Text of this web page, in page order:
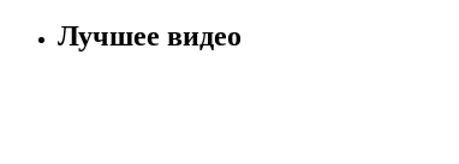
Лучшее видео